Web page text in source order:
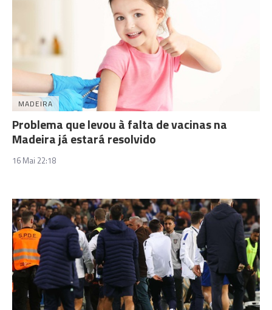
MADEIRA
Problema que levou à falta de vacinas na
Madeira já estará resolvido
16 Mai 22:18